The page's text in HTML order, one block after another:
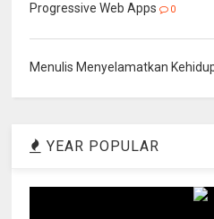
Progressive Web Apps 0
Menulis Menyelamatkan
YEAR POPULAR